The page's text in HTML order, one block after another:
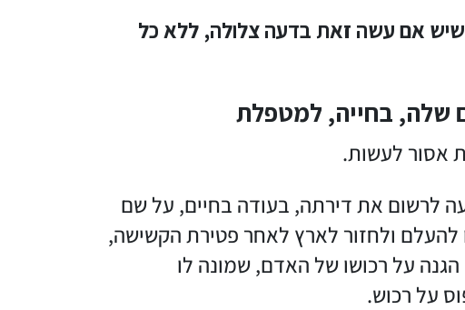
אם עשה זאת בדעה צלולה, ללא כל
שלה, בחייה, למטפלת
אסור לעשות.
לרשום את דירתה, בעודה בחיים, על שם
ולחזור לארץ לאחר פטירת הקשישה,
על רכושו של האדם, שמונה לו
על רכוש.